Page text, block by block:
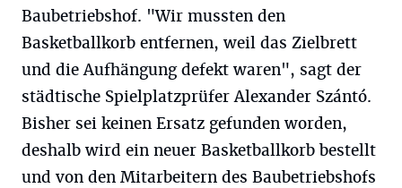
Baubetriebshof. "Wir mussten den
Basketballkorb entfernen, weil das Zielbrett
und die Aufhängung defekt waren", sagt der
städtische Spielplatzprüfer Alexander Szántó.
Bisher sei keinen Ersatz gefunden worden,
deshalb wird ein neuer Basketballkorb bestellt
und von den Mitarbeitern des Baubetriebshofs